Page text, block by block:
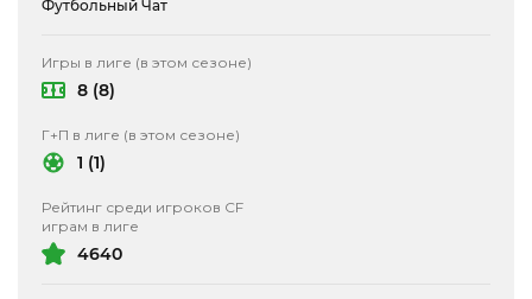
Футбольный Чат
Игры в лиге (в этом сезоне)
8 (8)
Г+П в лиге (в этом сезоне)
1 (1)
Рейтинг среди игроков CF
играм в лиге
4640